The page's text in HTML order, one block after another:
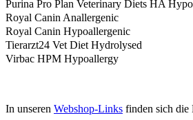
Purina Pro Plan Veterinary Diets HA
Royal Canin Anallergenic
Royal Canin Hypoallergenic
Tierarzt24 Vet Diet Hydrolysed
Virbac HPM Hypoallergy
In unseren Webshop-Links finden sich die